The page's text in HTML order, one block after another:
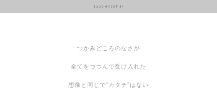
つかみどころのなさが
全てをつつんで受け入れた
想像と同じで”カタチ”はない